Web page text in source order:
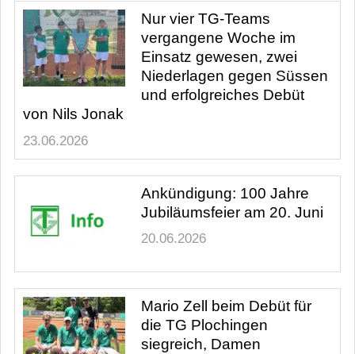
Nur vier TG-Teams
vergangene Woche im
Einsatz gewesen, zwei
Niederlagen gegen Süssen
und erfolgreiches Debüt
von Nils Jonak
23.06.2026
Ankündigung: 100 Jahre
Jubiläumsfeier am 20. Juni
20.06.2026
Mario Zell beim Debüt für
die TG Plochingen
siegreich, Damen